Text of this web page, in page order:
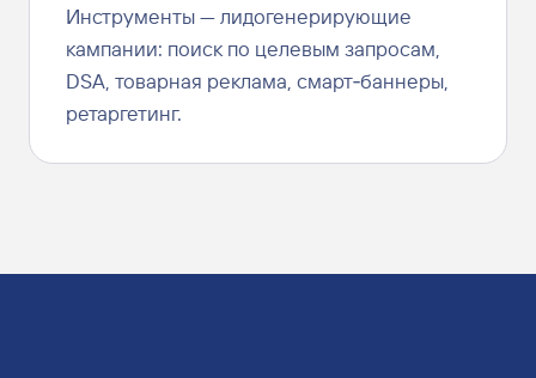
Инструменты — лидогенерирующие
кампании: поиск по целевым запросам,
DSA, товарная реклама, смарт‑баннеры,
ретаргетинг.